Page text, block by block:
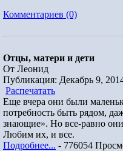
Комментариев (0)
Отцы, матери и дети
От Леонид
Публикация: Декабрь 9,
Распечатать
Еще вчера они были
потребность быть рядом,
знающие». Но все-равно
Любим их, и все.
Подробнее... - 776054